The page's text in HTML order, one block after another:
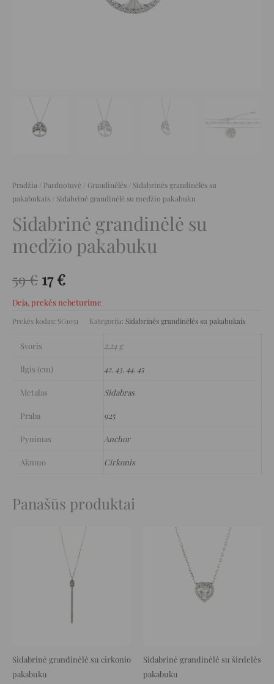
Pradžia / Parduotuvė / Grandinėlės / Sidabrinės grandinėlės su
pakabukais / Sidabrinė grandinėlė su medžio pakabuku
Sidabrinė grandinėlė su
medžio pakabuku
59€ 17€
Deja, prekės nebeturime
Prekės kodas: SG1031 Kategorija: Sidabrinės grandinėlės su pakabukais
Svoris 2,24 g
Ilgis (cm) 42, 43 44, 45
Metalas Sidabras
Praba 925
Pynimas Anchor
Akmuo Cirkonis
Panašūs produktai
Sidabrinė grandinėlė su cirkonio
pakabuku
Sidabrinė grandinėlė su širdelės
pakabuku
OriginalCurrent
price
43 €.